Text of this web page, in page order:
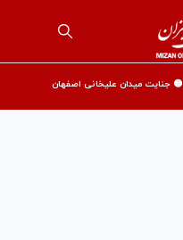
🟡 جنایت میدان علیخانی اصفهان